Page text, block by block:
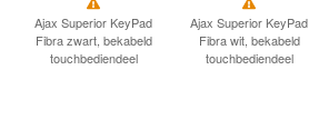
Ajax Superior KeyPad
Fibra zwart, bekabeld
touchbediendeel
Ajax Superior KeyPad
Fibra wit, bekabeld
touchbediendeel